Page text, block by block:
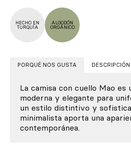
HECHO EN
TURQUÍA
ALGODÓN
ORGÁNICO
PORQUÉ NOS GUSTA DESCRIPCIÓN
La camisa con cuello Mao es
moderna y elegante para
un estilo distintivo y
minimalista aporta una
contemporánea.